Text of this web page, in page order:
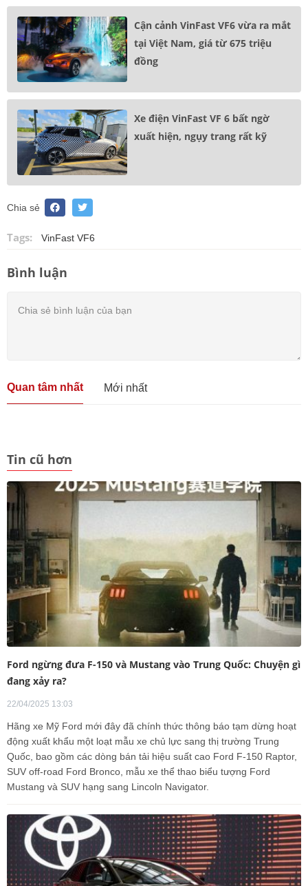
Cận cảnh VinFast VF6 vừa ra mắt
tại Việt Nam, giá từ 675 triệu
đồng
Xe điện VinFast VF 6 bất ngờ
xuất hiện, ngụy trang rất kỹ
Chia sẻ
Tags: VinFast VF6
Bình luận
Quan tâm nhất Mới nhất
Tin cũ hơn
Ford ngừng đưa F-150 và Mustang vào Trung Quốc: Chuyện gì
đang xảy ra?
22/04/2025 13:03
Hãng xe Mỹ Ford mới đây đã chính thức thông báo tạm dừng hoạt
động xuất khẩu một loạt mẫu xe chủ lực sang thị trường Trung
Quốc, bao gồm các dòng bán tải hiệu suất cao Ford F-150 Raptor,
SUV off-road Ford Bronco, mẫu xe thể thao biểu tượng Ford
Mustang và SUV hạng sang Lincoln Navigator.